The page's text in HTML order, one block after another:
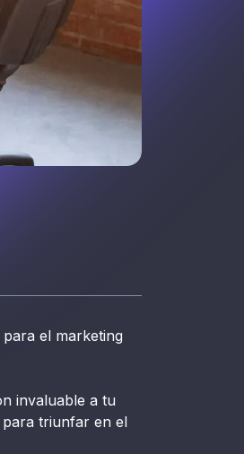
el marketing
invaluable a tu
para triunfar en el